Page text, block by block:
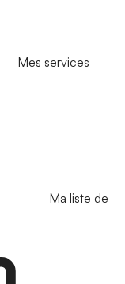
Mes services
Ma liste de